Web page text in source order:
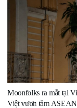
Moonfolks ra mắt tại
Việt vươn tầm ASEAN